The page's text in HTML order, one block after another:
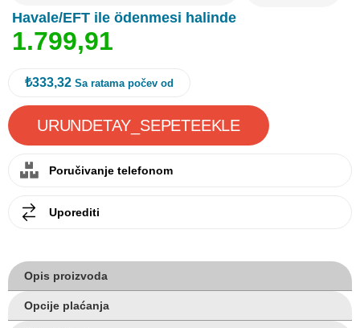
Havale/EFT ile ödenmesi halinde
1.799,91
₺333,32 Sa ratama počev od
Poručivanje telefonom
Uporediti
Opis proizvoda
Opcije plaćanja